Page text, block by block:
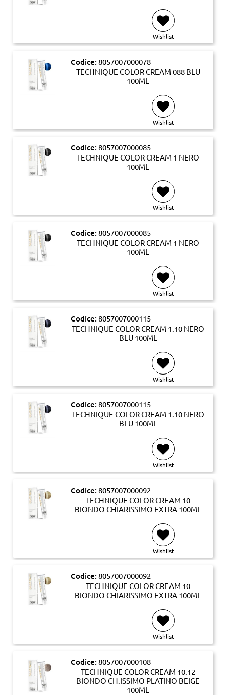
Wishlist
Codice: 8057007000078
TECHNIQUE COLOR CREAM 088 BLU
100ML
Wishlist
Codice: 8057007000085
TECHNIQUE COLOR CREAM 1 NERO
100ML
Wishlist
Codice: 8057007000085
TECHNIQUE COLOR CREAM 1 NERO
100ML
Wishlist
Codice: 8057007000115
TECHNIQUE COLOR CREAM 1.10 NERO
BLU 100ML
Wishlist
Codice: 8057007000115
TECHNIQUE COLOR CREAM 1.10 NERO
BLU 100ML
Wishlist
Codice: 8057007000092
TECHNIQUE COLOR CREAM 10
BIONDO CHIARISSIMO EXTRA 100ML
Wishlist
Codice: 8057007000092
TECHNIQUE COLOR CREAM 10
BIONDO CHIARISSIMO EXTRA 100ML
Wishlist
Codice: 8057007000108
TECHNIQUE COLOR CREAM 10.12
BIONDO CH.ISSIMO PLATINO BEIGE
100ML